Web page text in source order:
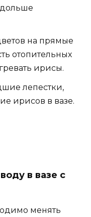
на прямые
отопительных
ирисы.
лепестки,
ирисов в вазе.
в вазе с
менять